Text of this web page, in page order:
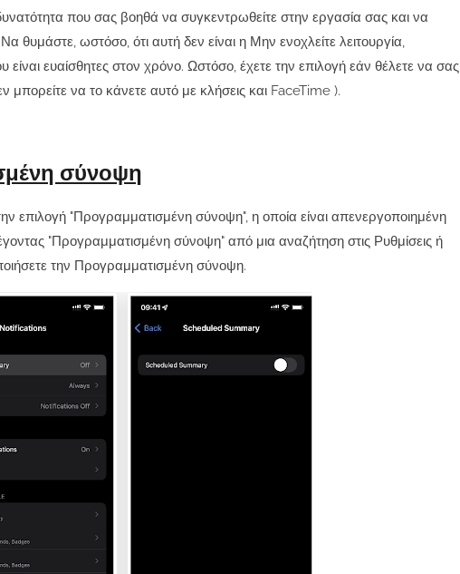
που σας βοηθά να συγκεντρωθείτε στην εργασία σας και να
θυμάστε, ωστόσο, ότι αυτή δεν είναι η Μην ενοχλείτε λειτουργία,
ευαίσθητες στον χρόνο. Ωστόσο, έχετε την επιλογή εάν θέλετε να σας
να το κάνετε αυτό με κλήσεις και FaceTime ).
σύνοψη
επιλογή "Προγραμματισμένη σύνοψη", η οποία είναι απενεργοποιημένη
"Προγραμματισμένη σύνοψη" από μια αναζήτηση στις Ρυθμίσεις ή
την Προγραμματισμένη σύνοψη.